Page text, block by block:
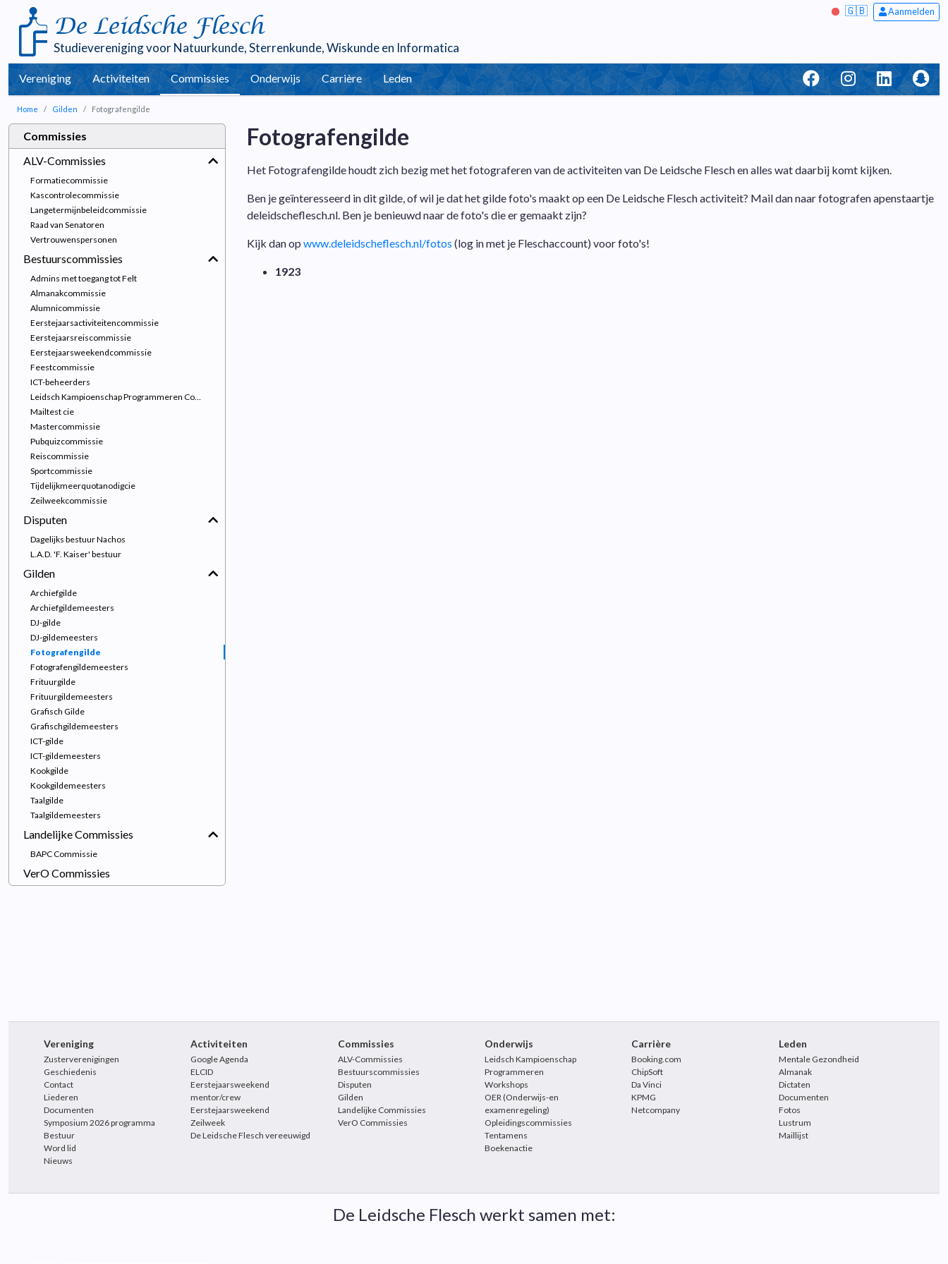
🇬🇧 Aanmelden
De Leidsche Flesch
Studievereniging voorNatuurkunde,Sterrenkunde,Wiskundeen Informatica
Vereniging Activiteiten Commissies Onderwijs Carrière Leden
Home Gilden Fotografengilde
Commissies
ALV-Commissies
Formatiecommissie
Kascontrolecommissie
Langetermijnbeleidcommissie
Raad van Senatoren
Vertrouwenspersonen
Bestuurscommissies
Admins met toegang tot Felt
Almanakcommissie
Alumnicommissie
Eerstejaarsactiviteitencommissie
Eerstejaarsreiscommissie
Eerstejaarsweekendcommissie
Feestcommissie
ICT-beheerders
Leidsch Kampioenschap Programmeren Commissie
Mailtest cie
Mastercommissie
Pubquizcommissie
Reiscommissie
Sportcommissie
Tijdelijkmeerquotanodigcie
Zeilweekcommissie
Disputen
Dagelijks bestuur Nachos
L.A.D. 'F. Kaiser' bestuur
Gilden
Archiefgilde
Archiefgildemeesters
DJ-gilde
DJ-gildemeesters
Fotografengilde
Fotografengildemeesters
Frituurgilde
Frituurgildemeesters
Grafisch Gilde
Grafischgildemeesters
ICT-gilde
ICT-gildemeesters
Kookgilde
Kookgildemeesters
Taalgilde
Taalgildemeesters
Landelijke Commissies
BAPC Commissie
VerO Commissies
Fotografengilde
Het Fotografengilde houdt zich bezig met het fotograferen van de activiteiten van De Leidsche Flesch en alles wat daarbij komt kijken.
Ben je geïnteresseerd in dit gilde, of wil je dat het gilde foto's maakt op een De Leidsche Flesch activiteit? Mail dan naar fotografen apenstaartje
deleidscheflesch.nl. Ben je benieuwd naar de foto's die er gemaakt zijn?
Kijk dan op www.deleidscheflesch.nl/fotos (log in met je Fleschaccount) voor foto's!
1923
Vereniging
Zusterverenigingen
Geschiedenis
Contact
Liederen
Documenten
Symposium 2026 programma
Bestuur
Word lid
Nieuws
Activiteiten
Google Agenda
ELCID
Eerstejaarsweekend
mentor/crew
Eerstejaarsweekend
Zeilweek
De Leidsche Flesch vereeuwigd
Commissies
ALV-Commissies
Bestuurscommissies
Disputen
Gilden
Landelijke Commissies
VerO Commissies
Onderwijs
Leidsch Kampioenschap
Programmeren
Workshops
OER (Onderwijs-en
examenregeling)
Opleidingscommissies
Tentamens
Boekenactie
Carrière
Booking.com
ChipSoft
Da Vinci
KPMG
Netcompany
Leden
Mentale Gezondheid
Almanak
Dictaten
Documenten
Fotos
Lustrum
Maillijst
De Leidsche Flesch werkt samen met: